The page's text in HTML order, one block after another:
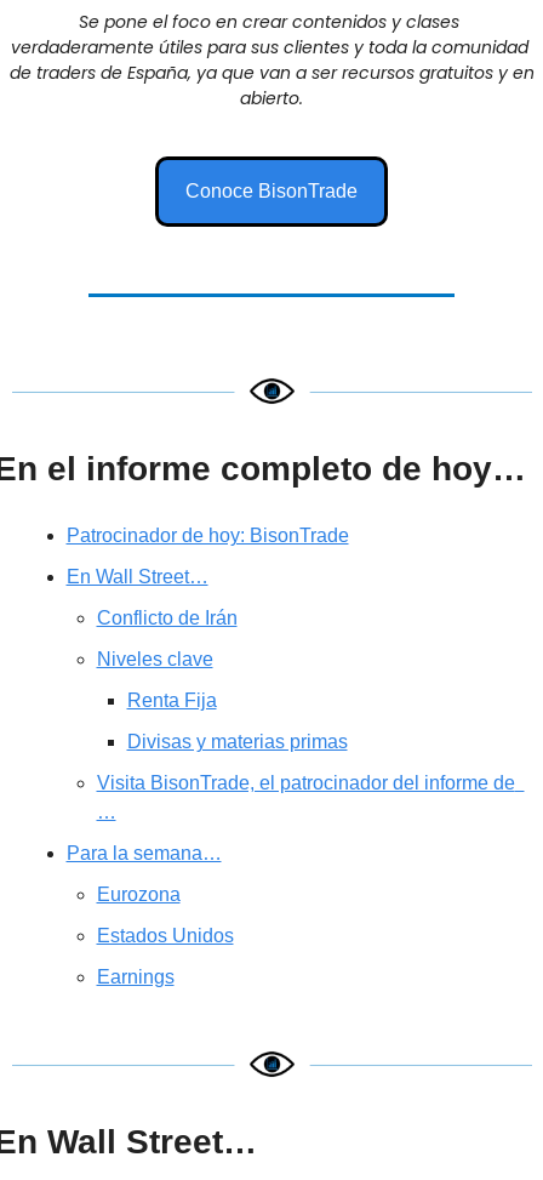
Se pone el foco en crear contenidos y clases
verdaderamente útiles para sus clientes y toda la comunidad
de traders de España, ya que van a ser recursos gratuitos y en
abierto.
Conoce BisonTrade
el informe completo de hoy…
Patrocinador de hoy: BisonTrade
En Wall Street…
Conflicto de Irán
Niveles clave
Renta Fija
Divisas y materias primas
Visita BisonTrade, el patrocinador del informe de
…
Para la semana…
Eurozona
Estados Unidos
Earnings
Wall Street…